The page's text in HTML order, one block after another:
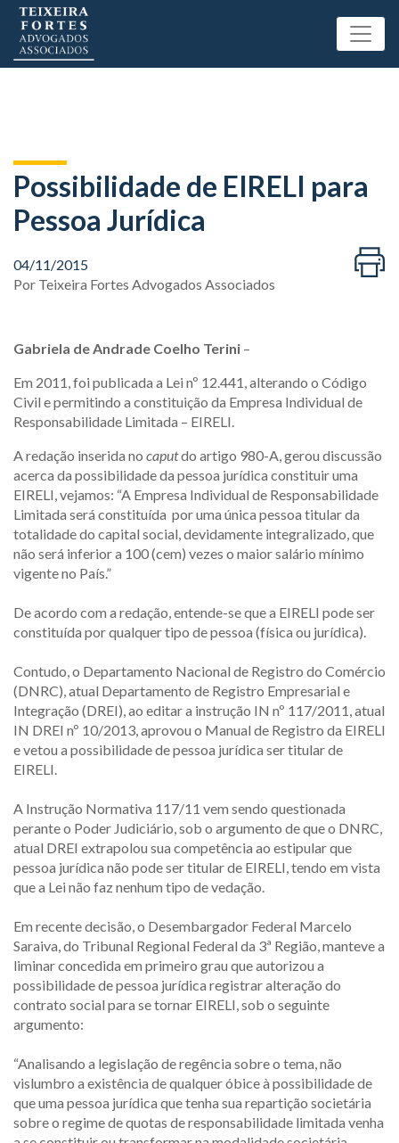
Possibilidade de EIRELI para
Pessoa Jurídica
04/11/2015
Por Teixeira Fortes Advogados Associados
Gabriela de Andrade Coelho Terini –
Em 2011, foi publicada a Lei nº 12.441, alterando o Código
Civil e permitindo a constituição da Empresa Individual de
Responsabilidade Limitada – EIRELI.
A redação inserida no caputdo artigo 980-A, gerou discussão
acerca da possibilidade da pessoa jurídica constituir uma
EIRELI, vejamos: “A Empresa Individual de Responsabilidade
Limitada será constituída por uma única pessoa titular da
totalidade do capital social, devidamente integralizado, que
não será inferior a 100 (cem) vezes o maior salário mínimo
vigente no País.”
De acordo com a redação, entende-se que a EIRELI pode ser
constituída por qualquer tipo de pessoa (física ou jurídica).
Contudo, o Departamento Nacional de Registro do Comércio
(DNRC), atual Departamento de Registro Empresarial e
Integração (DREI), ao editar a instrução IN nº 117/2011, atual
IN DREI nº 10/2013, aprovou o Manual de Registro da EIRELI
e vetou a possibilidade de pessoa jurídica ser titular de
EIRELI.
A Instrução Normativa 117/11 vem sendo questionada
perante o Poder Judiciário, sob o argumento de que o DNRC,
atual DREI extrapolou sua competência ao estipular que
pessoa jurídica não pode ser titular de EIRELI, tendo em vista
que a Lei não faz nenhum tipo de vedação.
Em recente decisão, o Desembargador Federal Marcelo
Saraiva, do Tribunal Regional Federal da 3ª Região, manteve a
liminar concedida em primeiro grau que autorizou a
possibilidade de pessoa jurídica registrar alteração do
contrato social para se tornar EIRELI, sob o seguinte
argumento:
“Analisando a legislação de regência sobre o tema, não
vislumbro a existência de qualquer óbice à possibilidade de
que uma pessoa jurídica que tenha sua repartição societária
sobre o regime de quotas de responsabilidade limitada venha